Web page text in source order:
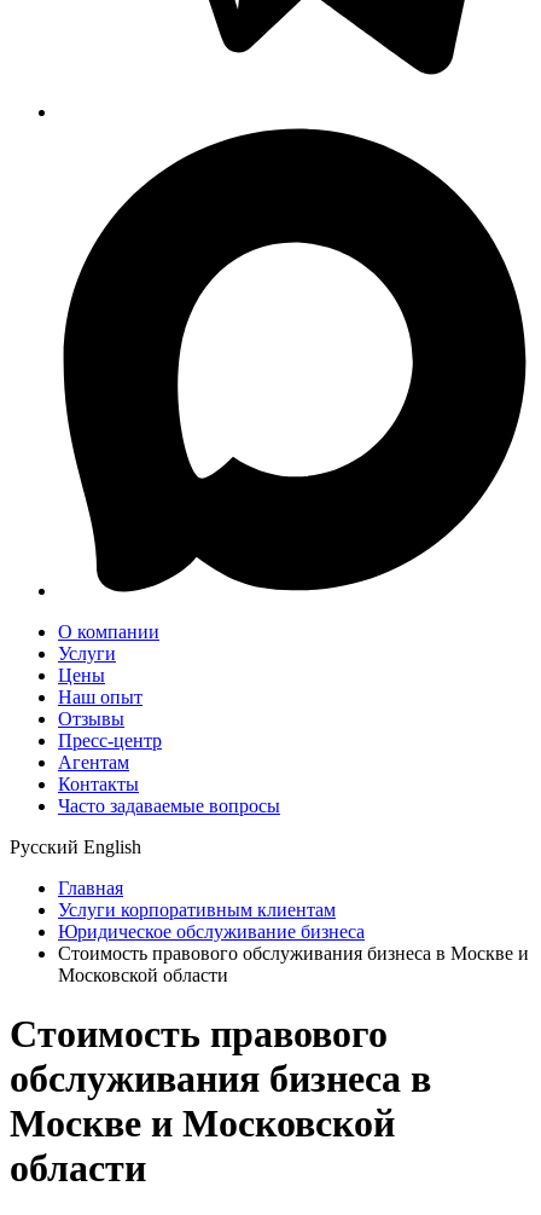
О компании
Услуги
Цены
Наш опыт
Отзывы
Пресс-центр
Агентам
Контакты
Часто задаваемые вопросы
Русский English
Главная
Услуги корпоративным клиентам
Юридическое обслуживание бизнеса
Стоимость правового обслуживания бизнеса в Москве и
Московской области
Стоимость правового
обслуживания бизнеса в
Москве и Московской
области